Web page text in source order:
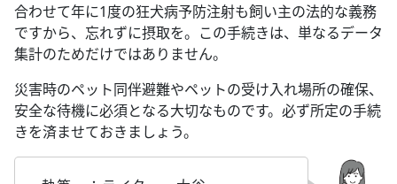
合わせて年に1度の狂犬病予防注射も飼い主の法的な義務
ですから、忘れずに摂取を。この手続きは、単なるデータ
集計のためだけではありません。
災害時のペット同伴避難やペットの受け入れ場所の確保、
安全な待機に必須となる大切なものです。必ず所定の手続
きを済ませておきましょう。